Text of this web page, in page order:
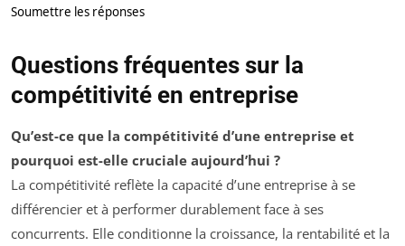
Soumettre les réponses
Questions fréquentes sur la
compétitivité en entreprise
Qu’est-ce que la compétitivité d’une entreprise et
pourquoi est-elle cruciale aujourd’hui ?
La compétitivité reflète la capacité d’une entreprise à se
différencier et à performer durablement face à ses
concurrents. Elle conditionne la croissance, la rentabilité et la